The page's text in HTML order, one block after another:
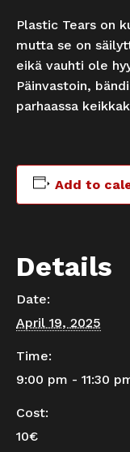
Plastic Tears on
mutta se on
eikä vauhti ole
Päinvastoin,
parhaassa
Add to
Details
Date:
April 19, 2025
Time:
9:00 pm - 11:30
Cost:
10€